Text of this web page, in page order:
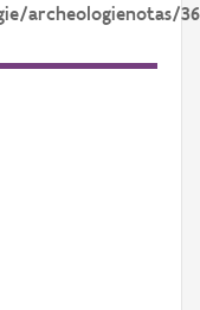
archeologienotas/